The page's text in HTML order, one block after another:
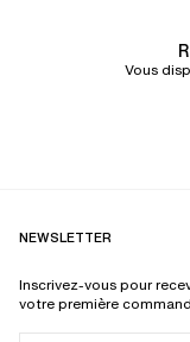
Vous
NEWSLETTER
Inscrivez-vous pour
votre première